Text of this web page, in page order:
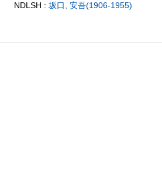
NDLSH : 坂口, 安吾(1906-1955)